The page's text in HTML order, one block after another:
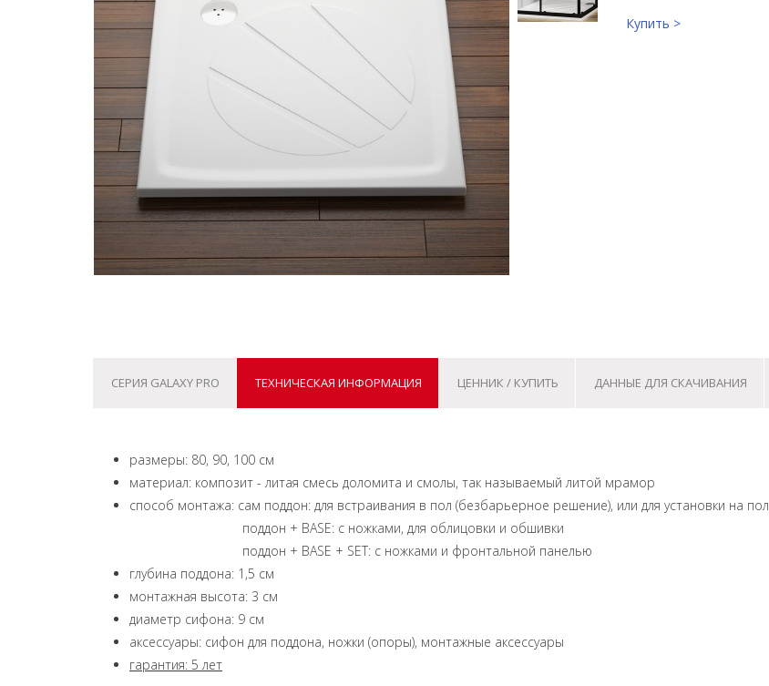
Купить >
СЕРИЯ GALAXY PRO ТЕХНИЧЕСКАЯ ИНФОРМАЦИЯ ЦЕННИК / КУПИТЬ ДАННЫЕ ДЛЯ СКАЧИВАНИЯ
размеры: 80, 90, 100 см
материал: композит - литая смесь доломита и смолы, так называемый литой мрамор
способ монтажа: сам поддон: для встраивания в пол (безбарьерное решение), или для установки на пол
поддон + BASE: с ножками, для облицовки и обшивки
поддон + BASE + SET: с ножками и фронтальной панелью
глубина поддона: 1,5 см
монтажная высота: 3 см
диаметр сифона: 9 см
аксессуары: сифон для поддона, ножки (опоры), монтажные аксессуары
гарантия: 5 лет